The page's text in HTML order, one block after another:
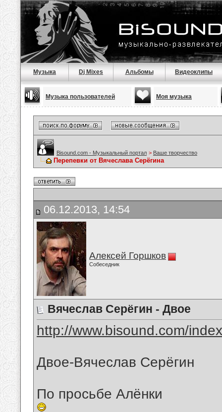
Музыка Dj Mixes Альбомы Видеоклипы
Музыка пользователей Моя музыка
Bisound.com - Музыкальный портал > Ваше творчество
Перепевки от Вячеслава Серёгина
06.12.2013, 14:54
Алексей Горшков
Собеседник
Вячеслав Серёгин - Двое
http://www.bisound.com/
Двое-Вячеслав Серёгин
По просьбе Алёнки